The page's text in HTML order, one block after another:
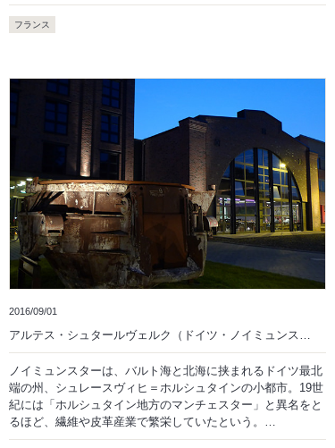
フランス
2016/09/01
アルテス・シュタールヴェルク（ドイツ・ノイミュンス…
ノイミュンスターは、バルト海と北海に挟まれるドイツ最北
端の州、シュレースヴィヒ＝ホルシュタインの小都市。19世
紀には「ホルシュタイン地方のマンチェスター」と異名をと
るほど、繊維や皮革産業で繁栄していたという。…